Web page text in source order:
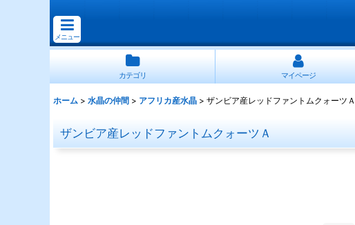
メニュー
カテゴリ マイページ
ホーム > 水晶の仲間 > アフリカ産水晶 > ザンビア産レッドファントムクォーツＡ
ザンビア産レッドファントムクォーツＡ